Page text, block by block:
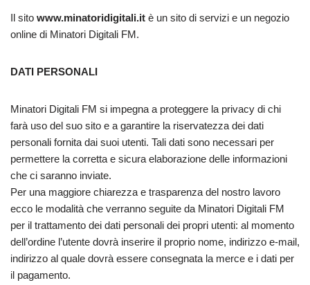
Il sito www.minatoridigitali.it è un sito di servizi e un negozio
online di Minatori Digitali FM.
DATI PERSONALI
Minatori Digitali FM si impegna a proteggere la privacy di chi
farà uso del suo sito e a garantire la riservatezza dei dati
personali fornita dai suoi utenti. Tali dati sono necessari per
permettere la corretta e sicura elaborazione delle informazioni
che ci saranno inviate.
Per una maggiore chiarezza e trasparenza del nostro lavoro
ecco le modalità che verranno seguite da Minatori Digitali FM
per il trattamento dei dati personali dei propri utenti: al momento
dell’ordine l’utente dovrà inserire il proprio nome, indirizzo e-mail,
indirizzo al quale dovrà essere consegnata la merce e i dati per
il pagamento.